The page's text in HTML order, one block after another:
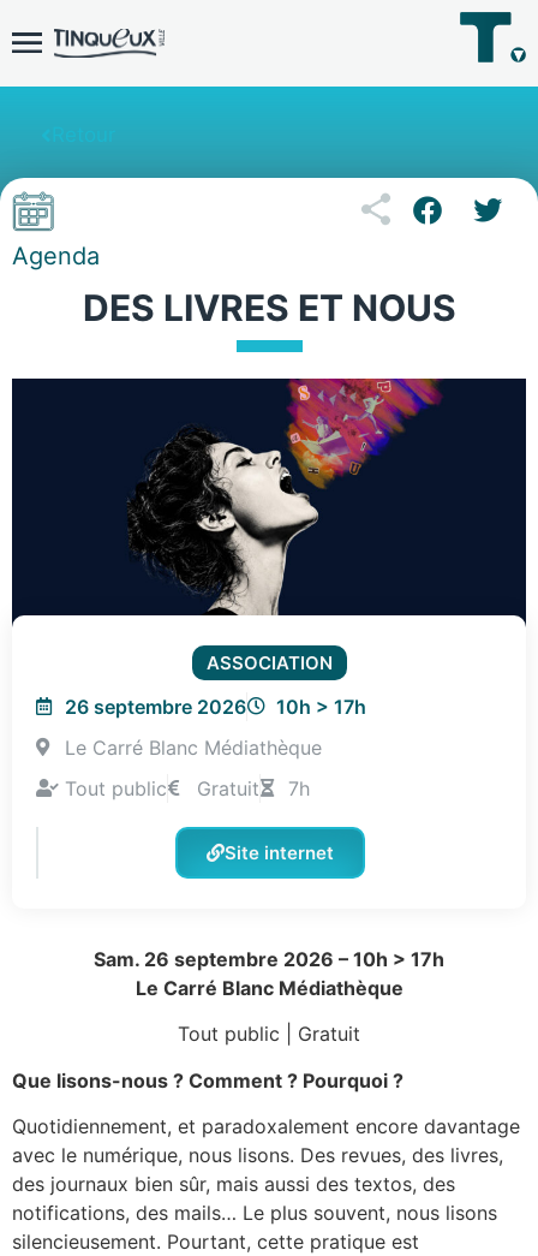
Agenda
DES LIVRES ET NOUS
ASSOCIATION
26 septembre 2026
10h > 17h
Le Carré Blanc Médiathèque
Tout public
Gratuit 7h
Site internet
Sam. 26 septembre 2026 – 10h > 17h
Le Carré Blanc Médiathèque
Tout public | Gratuit
Que lisons-nous ? Comment ? Pourquoi ?
Quotidiennement, et paradoxalement encore davantage
avec le numérique, nous lisons. Des revues, des livres,
des journaux bien sûr, mais aussi des textos, des
notifications, des mails… Le plus souvent, nous lisons
silencieusement. Pourtant, cette pratique est